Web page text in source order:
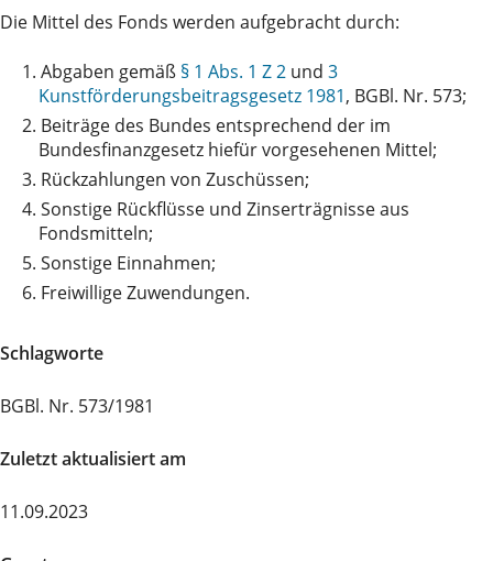
Die Mittel des Fonds werden aufgebracht durch:
1. Abgaben gemäß § 1 Abs. 1 Z 2 und 3
Kunstförderungsbeitragsgesetz 1981, BGBl. Nr. 573;
2. Beiträge des Bundes entsprechend der im
Bundesfinanzgesetz hiefür vorgesehenen Mittel;
3. Rückzahlungen von Zuschüssen;
4. Sonstige Rückflüsse und Zinserträgnisse aus
Fondsmitteln;
5. Sonstige Einnahmen;
6. Freiwillige Zuwendungen.
Schlagworte
BGBl. Nr. 573/1981
Zuletzt aktualisiert am
11.09.2023